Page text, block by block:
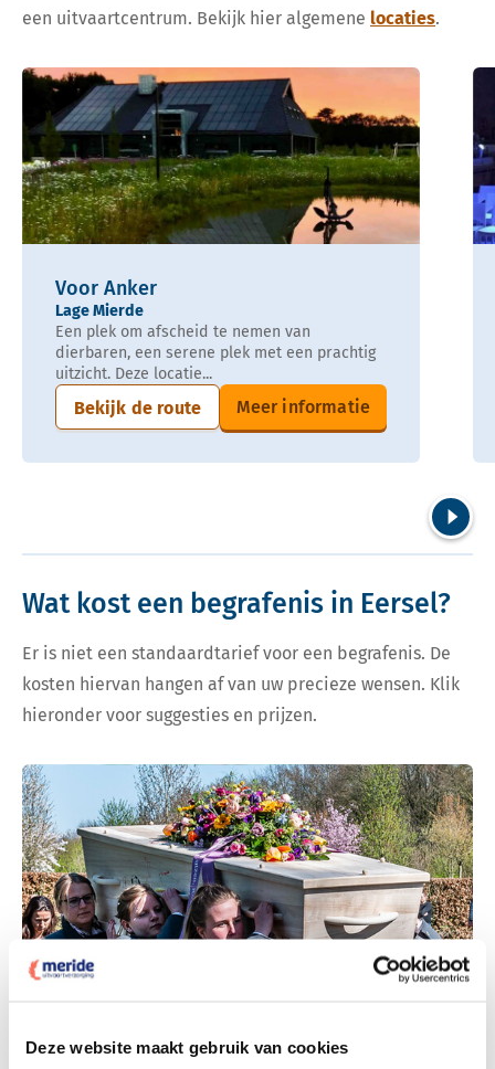
Deze website maakt gebruik van cookies
een uitvaartcentrum. Bekijk hier algemene locaties.
Voor Anker
Lage Mierde
Een plek om afscheid te nemen van
dierbaren, een serene plek met een prachtig
uitzicht. Deze locatie...
Bekijk de route Meer informatie
Wat kost een begrafenis in Eersel?
Er is niet een standaardtarief voor een begrafenis. De
kosten hiervan hangen af van uw precieze wensen. Klik
hieronder voor suggesties en prijzen.
Bekijk tarieven voor begrafenis